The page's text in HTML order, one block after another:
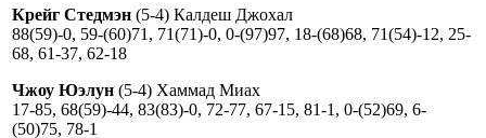
Крейг Стедмэн (5-4) Калдеш Джохал
88(59)-0, 59-(60)71, 71(71)-0, 0-(97)97, 18-(68)68, 71(54)-12, 25-
68, 61-37, 62-18
Чжоу Юэлун (5-4) Хаммад Миах
17-85, 68(59)-44, 83(83)-0, 72-77, 67-15, 81-1, 0-(52)69, 6-
(50)75, 78-1